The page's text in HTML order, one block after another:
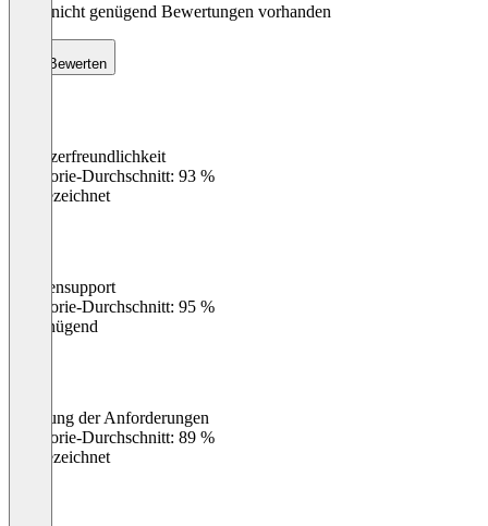
Noch nicht genügend Bewertungen vorhanden
Bewerten
Benutzerfreundlichkeit
Kategorie-Durchschnitt: 93 %
Ausgezeichnet
Kundensupport
Kategorie-Durchschnitt: 95 %
Ungenügend
Erfüllung der Anforderungen
Kategorie-Durchschnitt: 89 %
Ausgezeichnet